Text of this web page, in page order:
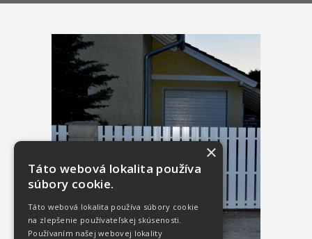
×
Táto webová lokalita používa
súbory cookie.
Táto webová lokalita používa súbory cookie
na zlepšenie používateľskej skúsenosti.
Používaním našej webovej lokality